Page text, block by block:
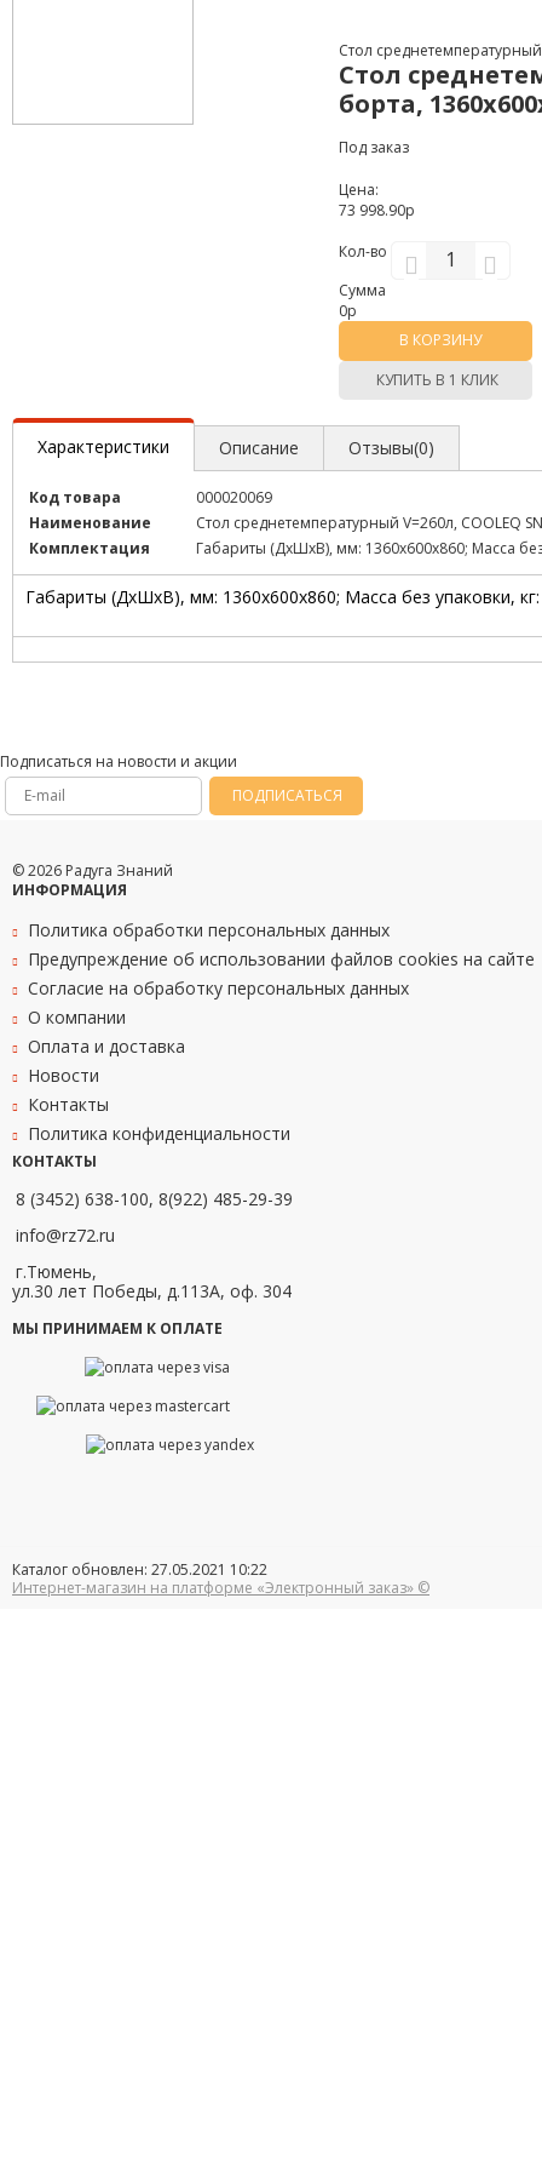
Стол
Стол
борта,
Под заказ
Цена:
73 998.90р
Кол-во
Сумма
0р
В КОРЗИНУ
КУПИТЬ В 1 КЛИК
Характеристики Описание Отзывы(0)
Код товара
000020069
Наименование
Стол среднетемпературный V=260л, COOLEQ
Комплектация
Габариты (ДхШхВ), мм: 1360х600х860; Масса
Габариты (ДхШхВ), мм: 1360х600х860; Масса без упаковки,
Подписаться на новости и акции
ПОДПИСАТЬСЯ
© 2026 Радуга Знаний
ИНФОРМАЦИЯ
Политика обработки персональных данных
Предупреждение об использовании файлов cookies на сайте
Согласие на обработку персональных данных
О компании
Оплата и доставка
Новости
Контакты
Политика конфиденциальности
КОНТАКТЫ
8 (3452) 638-100, 8(922) 485-29-39
info@rz72.ru
г.Тюмень,
ул.30 лет Победы, д.113А, оф. 304
МЫ ПРИНИМАЕМ К ОПЛАТЕ
Каталог обновлен: 27.05.2021 10:22
Интернет-магазин на платформе «Электронный заказ» ©